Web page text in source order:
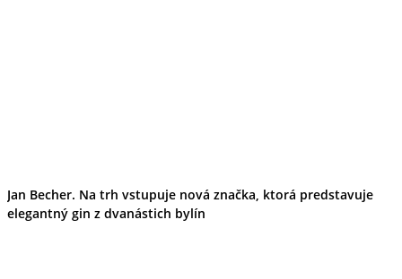
Jan Becher. Na trh vstupuje nová značka, ktorá predstavuje
elegantný gin z dvanástich bylín